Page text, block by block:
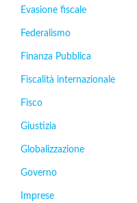
Evasione fiscale
Federalismo
Finanza Pubblica
Fiscalità internazionale
Fisco
Giustizia
Globalizzazione
Governo
Imprese